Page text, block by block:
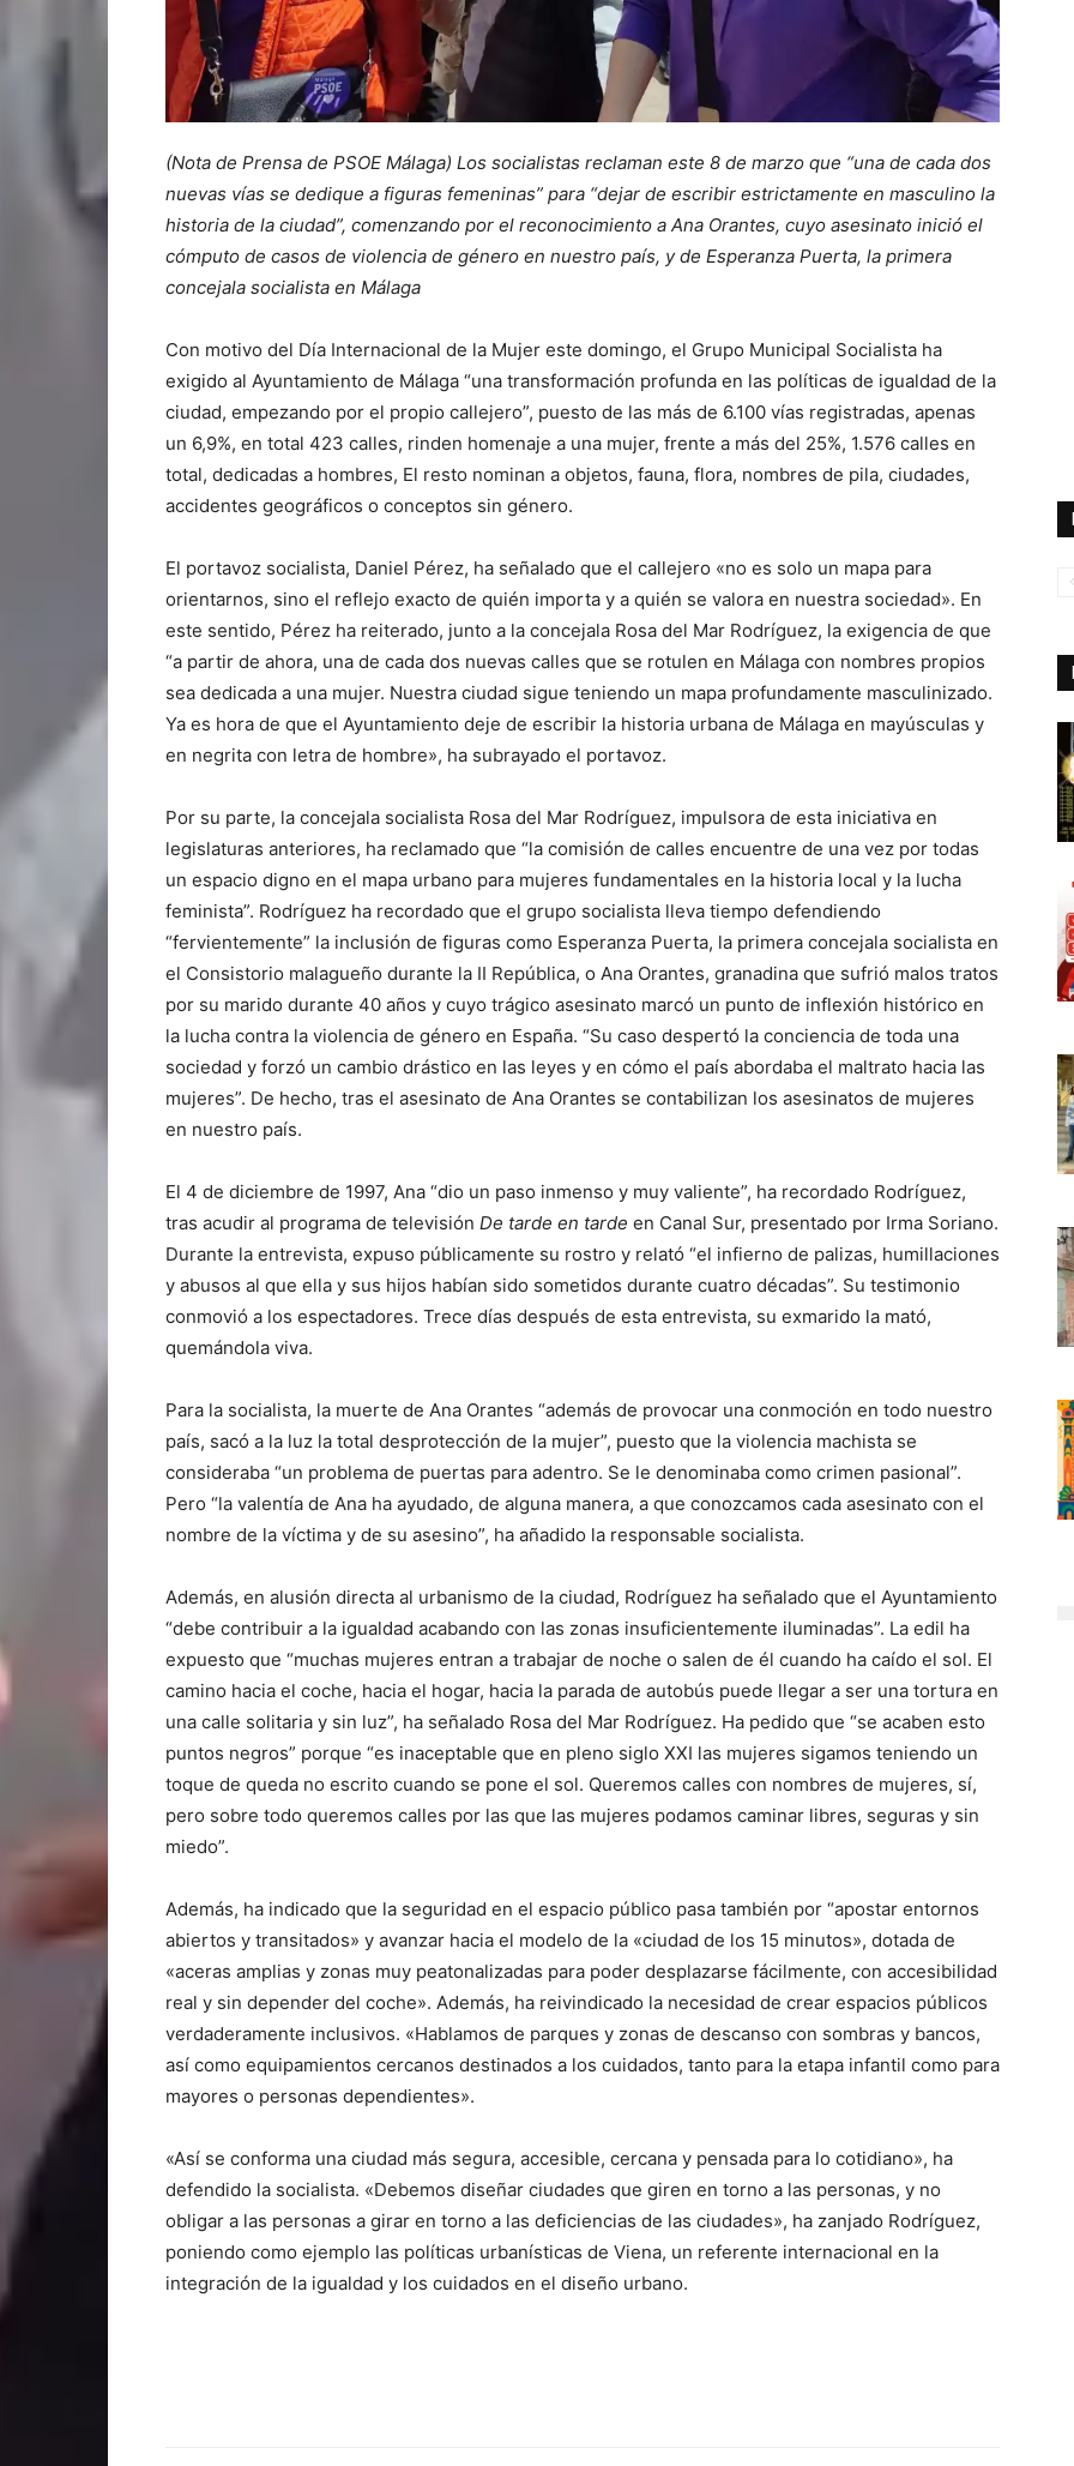
(Nota de Prensa de PSOE Málaga) Los socialistas reclaman este 8 de marzo que “una de cada dos
nuevas vías se dedique a figuras femeninas” para “dejar de escribir estrictamente en masculino la
historia de la ciudad”, comenzando por el reconocimiento a Ana Orantes, cuyo asesinato inició el
cómputo de casos de violencia de género en nuestro país, y de Esperanza Puerta, la primera
concejala socialista en Málaga
Con motivo del Día Internacional de la Mujer este domingo, el Grupo Municipal Socialista ha
exigido al Ayuntamiento de Málaga “una transformación profunda en las políticas de igualdad de la
ciudad, empezando por el propio callejero”, puesto de las más de 6.100 vías registradas, apenas
un 6,9%, en total 423 calles, rinden homenaje a una mujer, frente a más del 25%, 1.576 calles en
total, dedicadas a hombres, El resto nominan a objetos, fauna, flora, nombres de pila, ciudades,
accidentes geográficos o conceptos sin género.
El portavoz socialista, Daniel Pérez, ha señalado que el callejero «no es solo un mapa para
orientarnos, sino el reflejo exacto de quién importa y a quién se valora en nuestra sociedad». En
este sentido, Pérez ha reiterado, junto a la concejala Rosa del Mar Rodríguez, la exigencia de que
“a partir de ahora, una de cada dos nuevas calles que se rotulen en Málaga con nombres propios
sea dedicada a una mujer. Nuestra ciudad sigue teniendo un mapa profundamente masculinizado.
Ya es hora de que el Ayuntamiento deje de escribir la historia urbana de Málaga en mayúsculas y
en negrita con letra de hombre», ha subrayado el portavoz.
Por su parte, la concejala socialista Rosa del Mar Rodríguez, impulsora de esta iniciativa en
legislaturas anteriores, ha reclamado que “la comisión de calles encuentre de una vez por todas
un espacio digno en el mapa urbano para mujeres fundamentales en la historia local y la lucha
feminista”. Rodríguez ha recordado que el grupo socialista lleva tiempo defendiendo
“fervientemente” la inclusión de figuras como Esperanza Puerta, la primera concejala socialista en
el Consistorio malagueño durante la II República, o Ana Orantes, granadina que sufrió malos tratos
por su marido durante 40 años y cuyo trágico asesinato marcó un punto de inflexión histórico en
la lucha contra la violencia de género en España. “Su caso despertó la conciencia de toda una
sociedad y forzó un cambio drástico en las leyes y en cómo el país abordaba el maltrato hacia las
mujeres”. De hecho, tras el asesinato de Ana Orantes se contabilizan los asesinatos de mujeres
en nuestro país.
El 4 de diciembre de 1997, Ana “dio un paso inmenso y muy valiente”, ha recordado Rodríguez,
tras acudir al programa de televisión De tarde en tarde en Canal Sur, presentado por Irma Soriano.
Durante la entrevista, expuso públicamente su rostro y relató “el infierno de palizas, humillaciones
y abusos al que ella y sus hijos habían sido sometidos durante cuatro décadas”. Su testimonio
conmovió a los espectadores. Trece días después de esta entrevista, su exmarido la mató,
quemándola viva.
Para la socialista, la muerte de Ana Orantes “además de provocar una conmoción en todo nuestro
país, sacó a la luz la total desprotección de la mujer”, puesto que la violencia machista se
consideraba “un problema de puertas para adentro. Se le denominaba como crimen pasional”.
Pero “la valentía de Ana ha ayudado, de alguna manera, a que conozcamos cada asesinato con el
nombre de la víctima y de su asesino”, ha añadido la responsable socialista.
Además, en alusión directa al urbanismo de la ciudad, Rodríguez ha señalado que el Ayuntamiento
“debe contribuir a la igualdad acabando con las zonas insuficientemente iluminadas”. La edil ha
expuesto que “muchas mujeres entran a trabajar de noche o salen de él cuando ha caído el sol. El
camino hacia el coche, hacia el hogar, hacia la parada de autobús puede llegar a ser una tortura en
una calle solitaria y sin luz”, ha señalado Rosa del Mar Rodríguez. Ha pedido que “se acaben esto
puntos negros” porque “es inaceptable que en pleno siglo XXI las mujeres sigamos teniendo un
toque de queda no escrito cuando se pone el sol. Queremos calles con nombres de mujeres, sí,
pero sobre todo queremos calles por las que las mujeres podamos caminar libres, seguras y sin
miedo”.
Además, ha indicado que la seguridad en el espacio público pasa también por “apostar entornos
abiertos y transitados» y avanzar hacia el modelo de la «ciudad de los 15 minutos», dotada de
«aceras amplias y zonas muy peatonalizadas para poder desplazarse fácilmente, con accesibilidad
real y sin depender del coche». Además, ha reivindicado la necesidad de crear espacios públicos
verdaderamente inclusivos. «Hablamos de parques y zonas de descanso con sombras y bancos,
así como equipamientos cercanos destinados a los cuidados, tanto para la etapa infantil como para
mayores o personas dependientes».
«Así se conforma una ciudad más segura, accesible, cercana y pensada para lo cotidiano», ha
defendido la socialista. «Debemos diseñar ciudades que giren en torno a las personas, y no
obligar a las personas a girar en torno a las deficiencias de las ciudades», ha zanjado Rodríguez,
poniendo como ejemplo las políticas urbanísticas de Viena, un referente internacional en la
integración de la igualdad y los cuidados en el diseño urbano.